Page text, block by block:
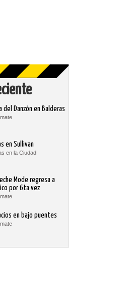
del Danzón en Balderas
en Sullivan
en la Ciudad
Mode regresa a
por 6ta vez
en bajo puentes